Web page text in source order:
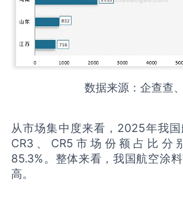
数据来源：企查查
从市场集中度来看，2025年我
CR3、CR5市场份额占比分
85.3%。整体来看，我国航空涂
高。